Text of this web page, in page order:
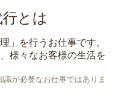
とは
」を行うお仕事です。
様々なお客様の生活を
が必要なお仕事ではありま